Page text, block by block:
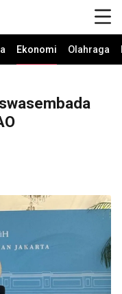
Ekonomi Olahraga